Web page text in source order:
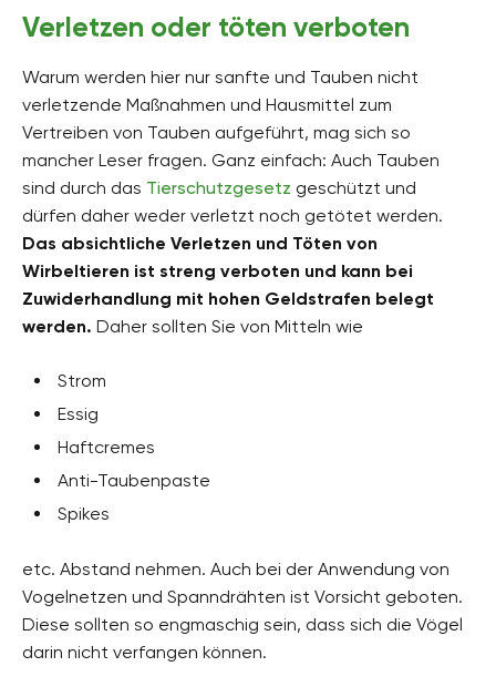
Verletzen oder töten verboten
Warum werden hier nur sanfte und Tauben nicht
verletzende Maßnahmen und Hausmittel zum
Vertreiben von Tauben aufgeführt, mag sich so
mancher Leser fragen. Ganz einfach: Auch Tauben
sind durch das Tierschutzgesetz geschützt und
dürfen daher weder verletzt noch getötet werden.
Das absichtliche Verletzen und Töten von
Wirbeltieren ist streng verboten und kann bei
Zuwiderhandlung mit hohen Geldstrafen belegt
werden. Daher sollten Sie von Mitteln wie
Strom
Essig
Haftcremes
Anti-Taubenpaste
Spikes
etc. Abstand nehmen. Auch bei der Anwendung von
Vogelnetzen und Spanndrähten ist Vorsicht geboten.
Diese sollten so engmaschig sein, dass sich die Vögel
darin nicht verfangen können.